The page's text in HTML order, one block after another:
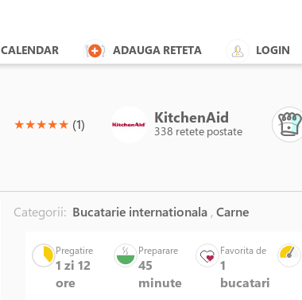
CALENDAR ADAUGA RETETA LOGIN
(*)
★(*)
★(*)
★(*)
★(*)
★ (1) KitchenAid
338 retete postate
KitchenAid
Categorii: Bucatarie internationala , Carne
Pregatire
1 zi 12
ore
Preparare
45
minute
Favorita de
1
bucatari